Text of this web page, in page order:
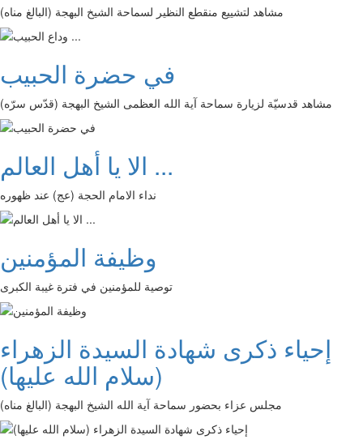
مشاهد لتشييع منقطع النظير لسماحة الشيخ البهجة (البالغ مناه)
في حضرة الحبيب
مشاهد قدسيّة لزيارة سماحة آية الله العظمى الشيخ البهجة (قدّس سرّه)
الا يا أهل العالم ...
نداء الامام الحجة (عج) عند ظهوره
وظيفة المؤمنين
توصية للمؤمنين في فترة غيبة الكبرى
إحياء ذكرى شهادة السيدة الزهراء
(سلام الله عليها)
مجلس عزاء بحضور سماحة آية الله الشيخ البهجة (البالغ مناه)